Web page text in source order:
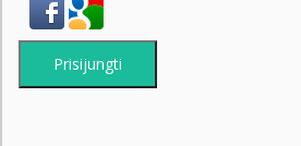
Prisijungti